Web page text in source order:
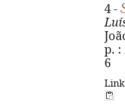
4 -
p. :
6